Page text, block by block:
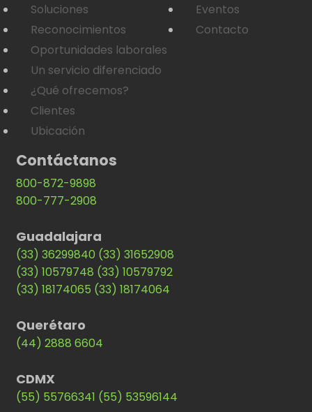
Soluciones
Reconocimientos
Oportunidades laborales
Un servicio diferenciado
¿Qué ofrecemos?
Clientes
Ubicación
Eventos
Contacto
Contáctanos
800-872-9898
800-777-2908
Guadalajara
(33) 36299840 (33) 31652908
(33) 10579748 (33) 10579792
(33) 18174065 (33) 18174064
Querétaro
(44) 2888 6604
CDMX
(55) 55766341 (55) 53596144